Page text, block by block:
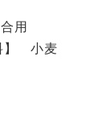
用
】 小麦